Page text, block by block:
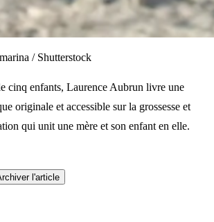
/ Shutterstock
cinq enfants, Laurence Aubrun livre une
originale et accessible sur la grossesse et
qui unit une mère et son enfant en elle.
l'article